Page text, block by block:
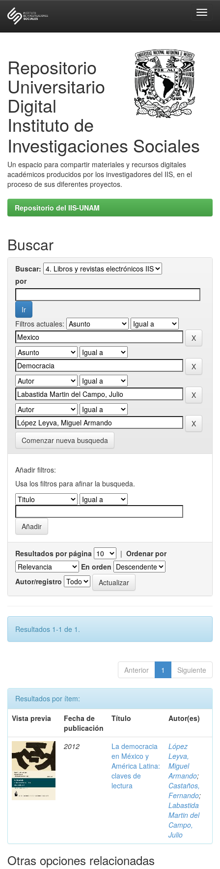
Repositorio
Universitario
Digital
Instituto de
Investigaciones Sociales
Un espacio para compartir materiales y recursos digitales
académicos producidos por los investigadores del IIS, en el
proceso de sus diferentes proyectos.
Repositorio del IIS-UNAM
Buscar
Buscar:
por
Filtros actuales:
Comenzar nueva busqueda
Añadir filtros:
Usa los filtros para afinar la busqueda.
Resultados por página | Ordenar por
En orden
Autor/registro
Resultados 1-1 de 1.
Anterior 1 Siguiente
Resultados por ítem:
Vista previa
Fecha de
publicación
Título Autor(es)
2012
La democracia
en México y
América Latina:
claves de
lectura
López
Leyva,
Miguel
Armando;
Castaños,
Fernando;
Labastida
Martin del
Campo,
Julio
Otras opciones relacionadas